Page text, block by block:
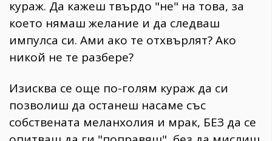
кураж. Да кажеш твърдо "не" на това, за
което нямаш желание и да следваш
импулса си. Ами ако те отхвърлят? Ако
никой не те разбере?
Изисква се още по-голям кураж да си
позволиш да останеш насаме със
собствената меланхолия и мрак, БЕЗ да се